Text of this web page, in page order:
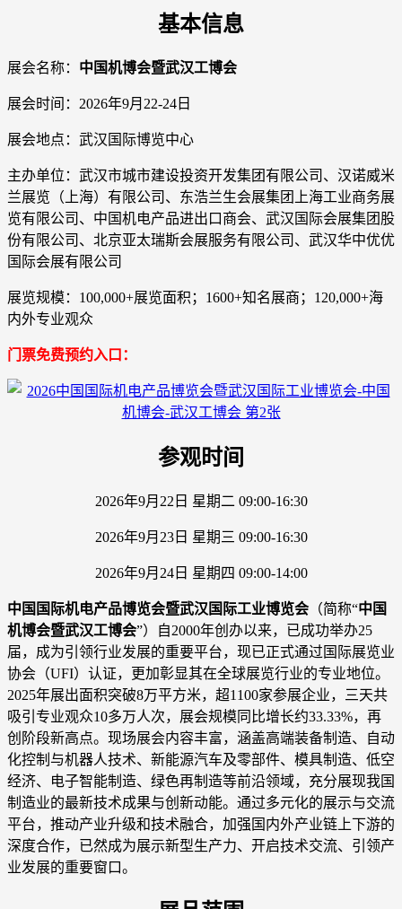
基本信息
展会名称： 中国机博会暨武汉工博会
展会时间：2026年9月22-24日
展会地点：武汉国际博览中心
主办单位：武汉市城市建设投资开发集团有限公司、汉诺威米
兰展览（上海）有限公司、东浩兰生会展集团上海工业商务展
览有限公司、中国机电产品进出口商会、武汉国际会展集团股
份有限公司、北京亚太瑞斯会展服务有限公司、武汉华中优优
国际会展有限公司
展览规模：100,000+展览面积；1600+知名展商；120,000+海
内外专业观众
门票免费预约入口：
参观时间
2026年9月22日 星期二 09:00-16:30
2026年9月23日 星期三 09:00-16:30
2026年9月24日 星期四 09:00-14:00
中国国际机电产品博览会暨武汉国际工业博览会 （简称“中国
机博会暨武汉工博会”）自2000年创办以来，已成功举办25
届，成为引领行业发展的重要平台，现已正式通过国际展览业
协会（UFI）认证，更加彰显其在全球展览行业的专业地位。
2025年展出面积突破8万平方米，超1100家参展企业，三天共
吸引专业观众10多万人次，展会规模同比增长约33.33%，再
创阶段新高点。现场展会内容丰富，涵盖高端装备制造、自动
化控制与机器人技术、新能源汽车及零部件、模具制造、低空
经济、电子智能制造、绿色再制造等前沿领域，充分展现我国
制造业的最新技术成果与创新动能。通过多元化的展示与交流
平台，推动产业升级和技术融合，加强国内外产业链上下游的
深度合作，已然成为展示新型生产力、开启技术交流、引领产
业发展的重要窗口。